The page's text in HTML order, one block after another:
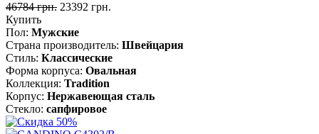
46784 грн. 23392 грн.
Купить
Пол: Мужские
Страна производитель: Швейцария
Стиль: Классические
Форма корпуса: Овальная
Коллекция: Tradition
Корпус: Нержавеющая cталь
Стекло: сапфировое